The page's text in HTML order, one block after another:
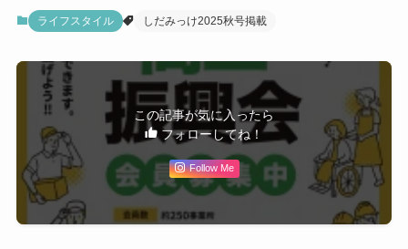
ライフスタイル しだみっけ2025秋号掲載
この記事が気に入ったら
フォローしてね！
Follow Me